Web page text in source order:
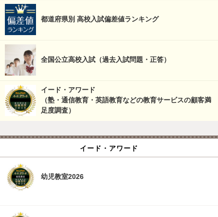
都道府県別 高校入試偏差値ランキング
全国公立高校入試（過去入試問題・正答）
イード・アワード
（塾・通信教育・英語教育などの教育サービスの顧客満
足度調査）
イード・アワード
幼児教室2026